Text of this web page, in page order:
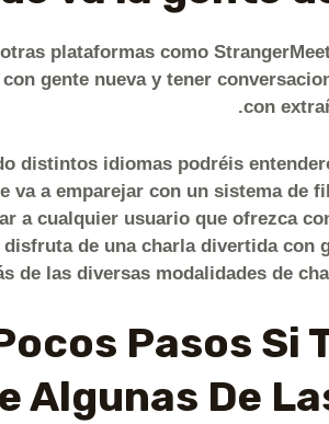
plataformas como
gente nueva y tener
con
distintos idiomas podréis
va a emparejar con un sistema de
a cualquier usuario que ofrezca
de una charla divertida con
de las diversas modalidades de
Pasos Si
Algunas De